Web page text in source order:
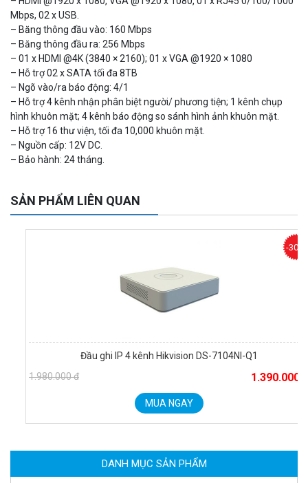
Mbps, 02 x USB.
– Băng thông đầu vào: 160 Mbps
– Băng thông đầu ra: 256 Mbps
– 01 x HDMI @4K (3840 × 2160); 01 x VGA @1920 × 1080
– Hỗ trợ 02 x SATA tối đa 8TB
– Ngõ vào/ra báo động: 4/1
– Hỗ trợ 4 kênh nhận phân biệt người/ phương tiện; 1 kênh chụp
hình khuôn mặt; 4 kênh báo động so sánh hình ảnh khuôn mặt.
– Hỗ trợ 16 thư viện, tối đa 10,000 khuôn mặt.
– Nguồn cấp: 12V DC.
– Bảo hành: 24 tháng.
SẢN PHẨM LIÊN QUAN
Đầu ghi IP 4 kênh Hikvision DS-7104NI-Q1
1.980.000 đ
1.390.000 đ
-30%
MUA NGAY
DANH MỤC SẢN PHẨM
Camera WiFi EZVIZ H8C 2K 4MP tích hợp Ai thông minh
MUA NGAY
MUA NGAY